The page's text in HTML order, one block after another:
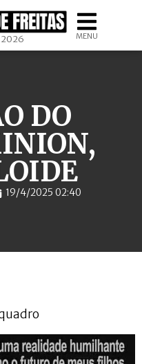
2026 MENU
DO
19/4/2025 02:40